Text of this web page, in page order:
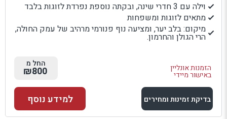
וילה עם 3 חדרי שינה, ובקתה נוספת נפרדת לזוגות בלבד
מתאים לזוגות ומשפחות
מיקום: בלב יער, ומציעה נוף פנורמי מרהיב של עמק החולה,
הרי הגולן והחרמון.
הזמנות אונליין
באישור מיידי
החל מ
₪800
בדיקת זמינות ומחירים למידע נוסף